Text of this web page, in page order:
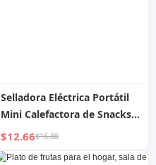
Selladora Eléctrica Portátil
Mini Calefactora de Snacks
para el Hogar, Modelo Oso
$12.66$16.88